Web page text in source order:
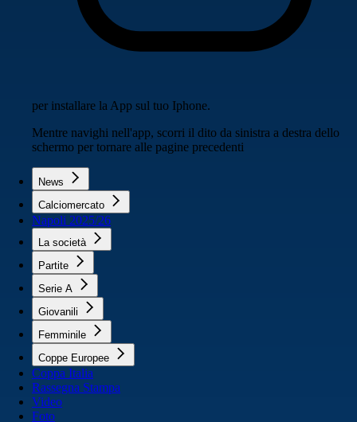
per installare la App sul tuo Iphone.
Mentre navighi nell'app, scorri il dito da sinistra a destra dello
schermo per tornare alle pagine precedenti
News
Calciomercato
Napoli 2025/26
La società
Partite
Serie A
Giovanili
Femminile
Coppe Europee
Coppa Italia
Rassegna Stampa
Video
Foto